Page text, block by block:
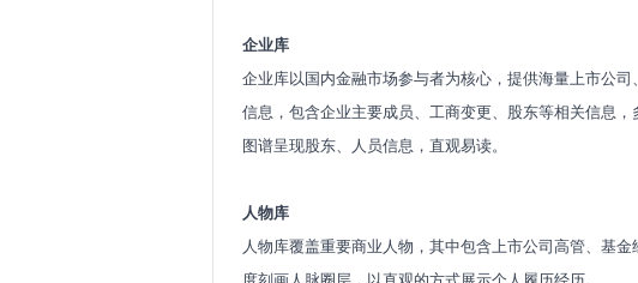
企业库
企业库以国内金融市场参与者为核心，提供海量上市公
信息，包含企业主要成员、工商变更、股东等相关信息
图谱呈现股东、人员信息，直观易读。
人物库
人物库覆盖重要商业人物，其中包含上市公司高管、基